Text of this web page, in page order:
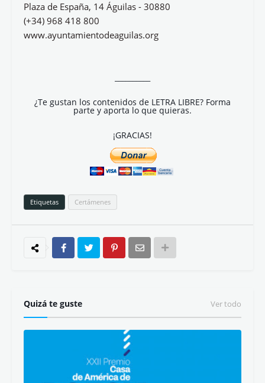
Plaza de España, 14 Águilas - 30880
(+34) 968 418 800
www.ayuntamientodeaguilas.org
¿Te gustan los contenidos de LETRA LIBRE? Forma
parte y aporta lo que quieras.
¡GRACIAS!
Etiquetas Certámenes
Quizá te guste Ver todo